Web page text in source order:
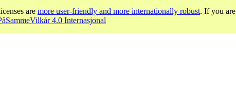
are more user-friendly and more internationally robust. If you are
4.0 Internasjonal